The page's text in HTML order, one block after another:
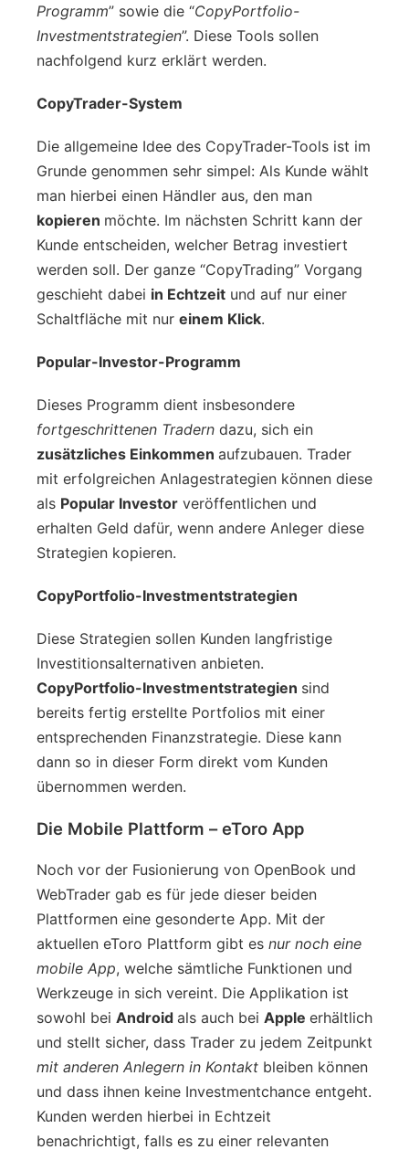
Programm” sowie die “CopyPortfolio-
Investmentstrategien”. Diese Tools sollen
nachfolgend kurz erklärt werden.
CopyTrader-System
Die allgemeine Idee des CopyTrader-Tools ist im
Grunde genommen sehr simpel: Als Kunde wählt
man hierbei einen Händler aus, den man
kopieren möchte. Im nächsten Schritt kann der
Kunde entscheiden, welcher Betrag investiert
werden soll. Der ganze “CopyTrading” Vorgang
geschieht dabei in Echtzeit und auf nur einer
Schaltfläche mit nur einem Klick.
Popular-Investor-Programm
Dieses Programm dient insbesondere
fortgeschrittenen Tradern dazu, sich ein
zusätzliches Einkommen aufzubauen. Trader
mit erfolgreichen Anlagestrategien können diese
als Popular Investor veröffentlichen und
erhalten Geld dafür, wenn andere Anleger diese
Strategien kopieren.
CopyPortfolio-Investmentstrategien
Diese Strategien sollen Kunden langfristige
Investitionsalternativen anbieten.
CopyPortfolio-Investmentstrategien sind
bereits fertig erstellte Portfolios mit einer
entsprechenden Finanzstrategie. Diese kann
dann so in dieser Form direkt vom Kunden
übernommen werden.
Die Mobile Plattform – eToro App
Noch vor der Fusionierung von OpenBook und
WebTrader gab es für jede dieser beiden
Plattformen eine gesonderte App. Mit der
aktuellen eToro Plattform gibt es nur noch eine
mobile App, welche sämtliche Funktionen und
Werkzeuge in sich vereint. Die Applikation ist
sowohl bei Android als auch bei Apple erhältlich
und stellt sicher, dass Trader zu jedem Zeitpunkt
mit anderen Anlegern in Kontakt bleiben können
und dass ihnen keine Investmentchance entgeht.
Kunden werden hierbei in Echtzeit
benachrichtigt, falls es zu einer relevanten